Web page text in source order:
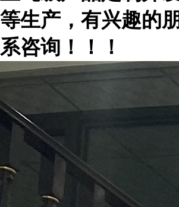
等生产，有兴趣的
系咨询！！！